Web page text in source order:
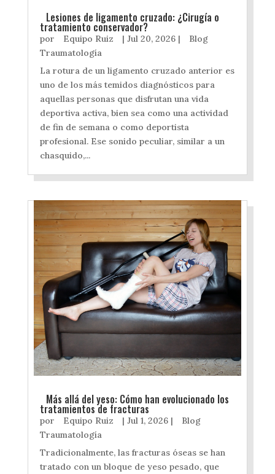
Lesiones de ligamento cruzado: ¿Cirugía o
tratamiento conservador?
por Equipo Ruiz | Jul 20, 2026|
Blog
Traumatología
La rotura de un ligamento cruzado anterior es
uno de los más temidos diagnósticos para
aquellas personas que disfrutan una vida
deportiva activa, bien sea como una actividad
de fin de semana o como deportista
profesional. Ese sonido peculiar, similar a un
chasquido,...
Más allá del yeso: Cómo han evolucionado los
tratamientos de fracturas
por Equipo Ruiz | Jul 1, 2026|
Blog
Traumatología
Tradicionalmente, las fracturas óseas se han
tratado con un bloque de yeso pesado, que